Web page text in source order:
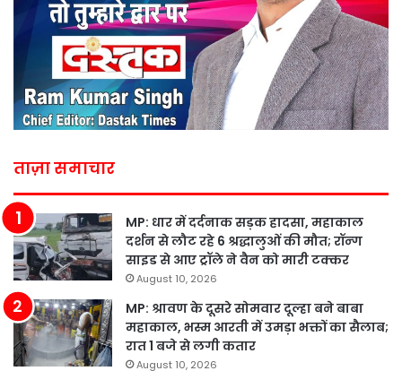
ताज़ा समाचार
MP: धार में दर्दनाक सड़क हादसा, महाकाल
दर्शन से लौट रहे 6 श्रद्धालुओं की मौत; रॉन्ग
साइड से आए ट्रॉले ने वैन को मारी टक्कर
August 10, 2026
MP: श्रावण के दूसरे सोमवार दूल्हा बने बाबा
महाकाल, भस्म आरती में उमड़ा भक्तों का सैलाब;
रात 1 बजे से लगी कतार
August 10, 2026